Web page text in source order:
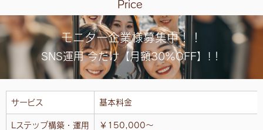
Price
モニター企業様募集中！！
SNS運用 今だけ【月額30%OFF】!！
サービス 基本料金
Lステップ構築・運用
￥150,000〜